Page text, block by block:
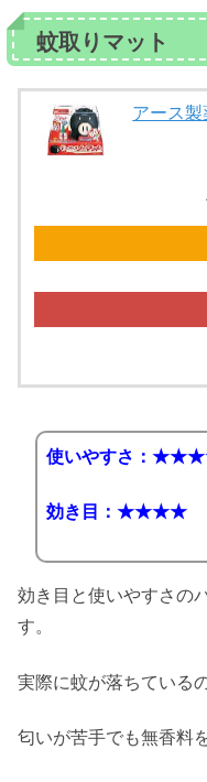
蚊取りマット
アース
使いやすさ：
効き目：★★★★
効き目と使いやすさの
す。
実際に蚊が落ちている
匂いが苦手でも無香料